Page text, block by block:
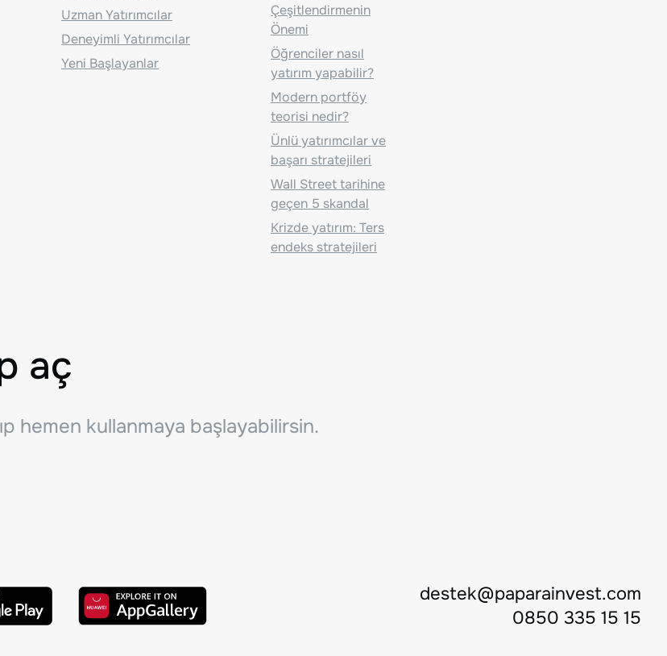
Uzman Yatırımcılar
Deneyimli Yatırımcılar
Yeni Başlayanlar
Çeşitlendirmenin
Önemi
Öğrenciler nasıl
yatırım yapabilir?
Modern portföy
teorisi nedir?
Ünlü yatırımcılar ve
başarı stratejileri
Wall Street tarihine
geçen 5 skandal
Krizde yatırım: Ters
endeks stratejileri
aç
hemen kullanmaya başlayabilirsin.
destek@paparainvest.com
0850 335 15 15